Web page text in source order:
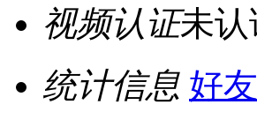
视频认证未认
统计信息 好